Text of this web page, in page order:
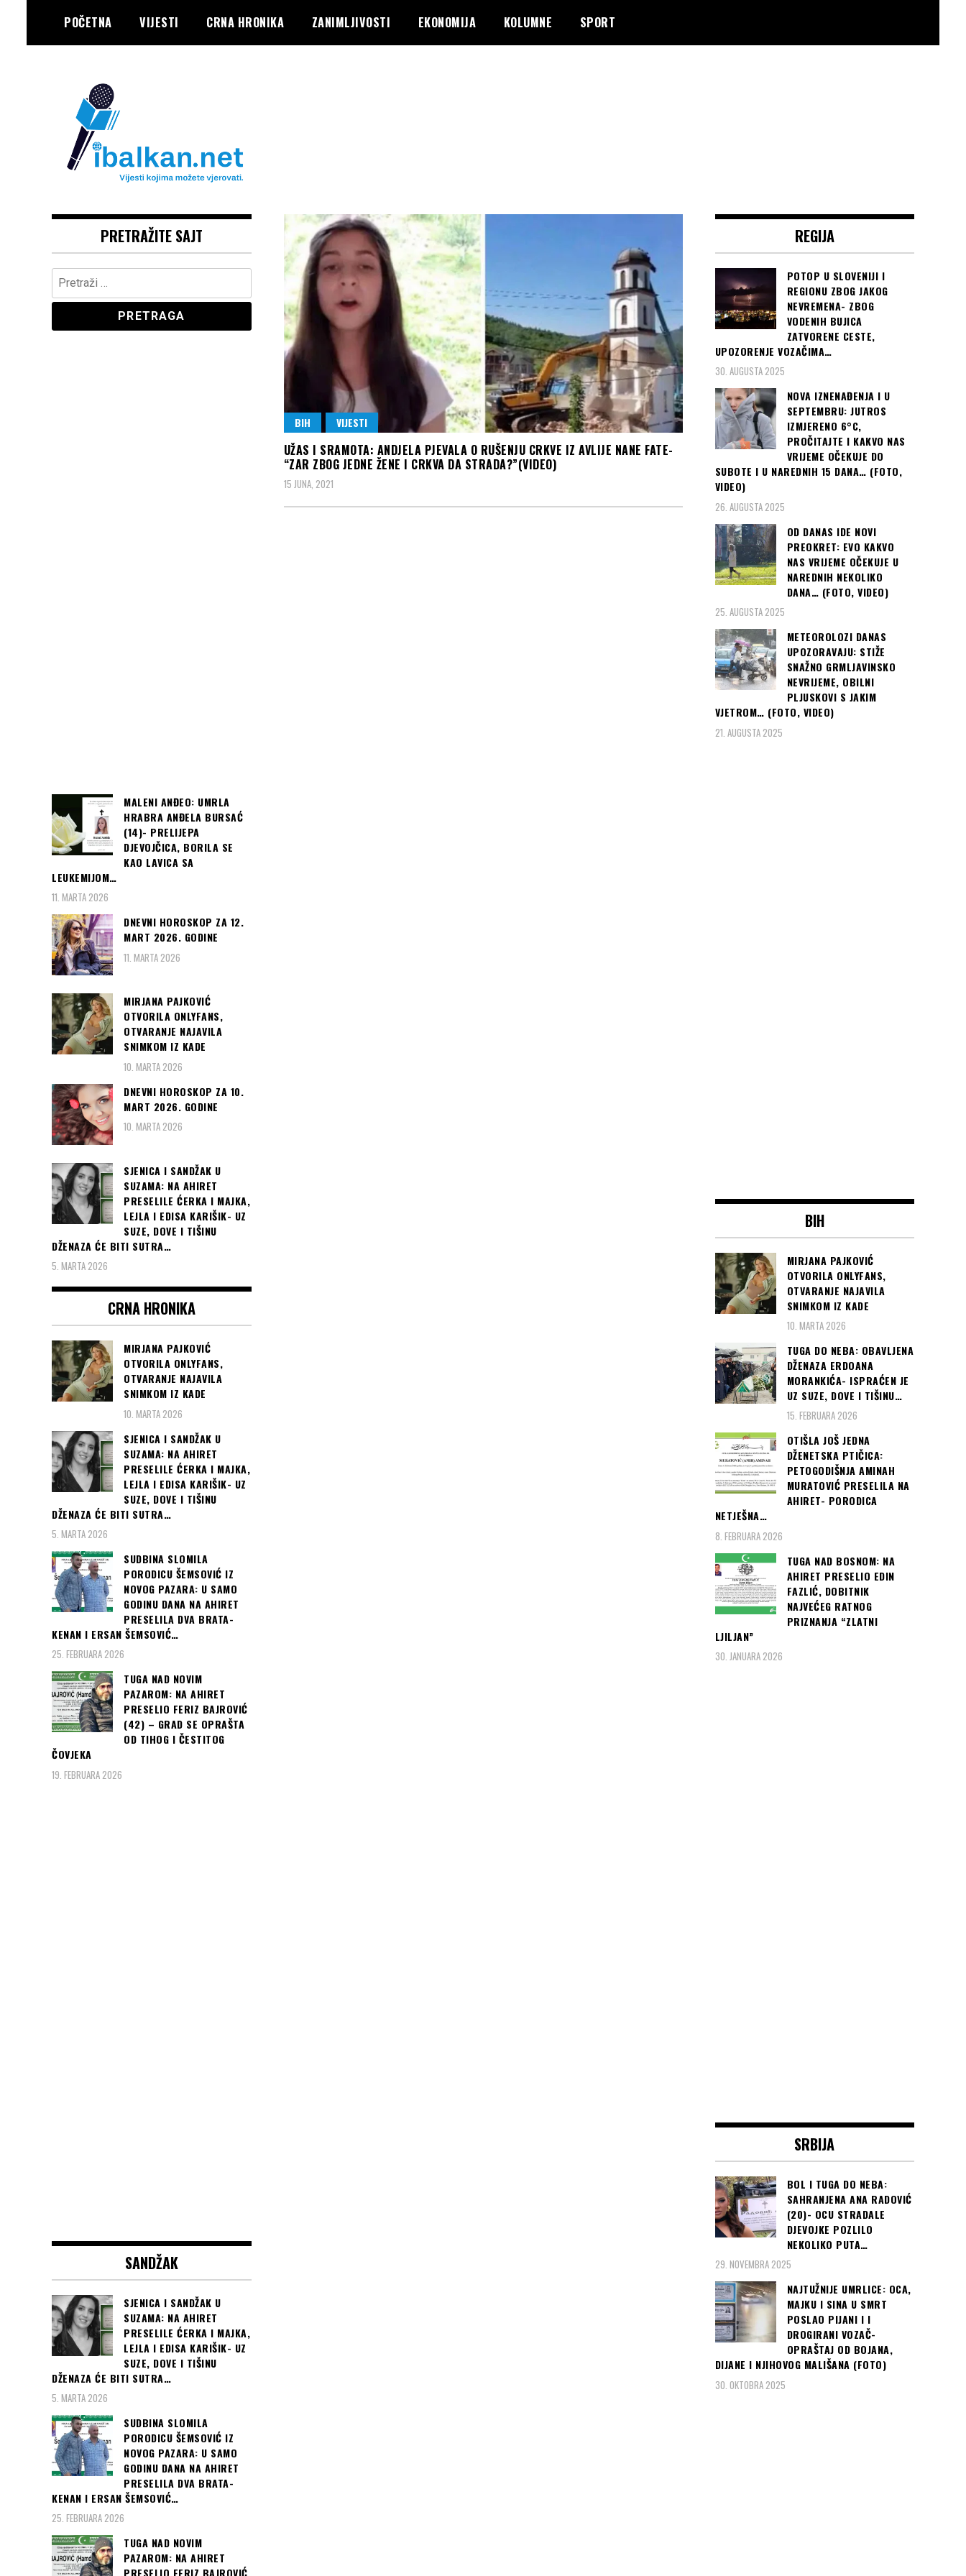
content
POČETNA VIJESTI CRNA HRONIKA ZANIMLJIVOSTI EKONOMIJA KOLUMNE SPORT
IBALKAN
BIH VIJESTI
UŽAS I SRAMOTA: ANDJELA PJEVALA O RUŠENJU CRKVE IZ AVLIJE NANE FATE-
“ZAR ZBOG JEDNE ŽENE I CRKVA DA STRADA?”(VIDEO)
15 JUNA, 2021
PRETRAŽITE SAJT
Pretraga:
MALENI ANĐEO: UMRLA
HRABRA ANĐELA BURSAĆ
(14)- PRELIJEPA
DJEVOJČICA, BORILA SE
KAO LAVICA SA
LEUKEMIJOM…
11. MARTA 2026
DNEVNI HOROSKOP ZA 12.
MART 2026. GODINE
11. MARTA 2026
MIRJANA PAJKOVIĆ
OTVORILA ONLYFANS,
OTVARANJE NAJAVILA
SNIMKOM IZ KADE
10. MARTA 2026
DNEVNI HOROSKOP ZA 10.
MART 2026. GODINE
10. MARTA 2026
SJENICA I SANDŽAK U
SUZAMA: NA AHIRET
PRESELILE ĆERKA I MAJKA,
LEJLA I EDISA KARIŠIK- UZ
SUZE, DOVE I TIŠINU
DŽENAZA ĆE BITI SUTRA…
5. MARTA 2026
CRNA HRONIKA
MIRJANA PAJKOVIĆ
OTVORILA ONLYFANS,
OTVARANJE NAJAVILA
SNIMKOM IZ KADE
10. MARTA 2026
SJENICA I SANDŽAK U
SUZAMA: NA AHIRET
PRESELILE ĆERKA I MAJKA,
LEJLA I EDISA KARIŠIK- UZ
SUZE, DOVE I TIŠINU
DŽENAZA ĆE BITI SUTRA…
5. MARTA 2026
SUDBINA SLOMILA
PORODICU ŠEMSOVIĆ IZ
NOVOG PAZARA: U SAMO
GODINU DANA NA AHIRET
PRESELILA DVA BRATA-
KENAN I ERSAN ŠEMSOVIĆ…
25. FEBRUARA 2026
TUGA NAD NOVIM
PAZAROM: NA AHIRET
PRESELIO FERIZ BAJROVIĆ
(42) – GRAD SE OPRAŠTA
OD TIHOG I ČESTITOG
ČOVJEKA
19. FEBRUARA 2026
SANDŽAK
SJENICA I SANDŽAK U
SUZAMA: NA AHIRET
PRESELILE ĆERKA I MAJKA,
LEJLA I EDISA KARIŠIK- UZ
SUZE, DOVE I TIŠINU
DŽENAZA ĆE BITI SUTRA…
5. MARTA 2026
SUDBINA SLOMILA
PORODICU ŠEMSOVIĆ IZ
NOVOG PAZARA: U SAMO
GODINU DANA NA AHIRET
PRESELILA DVA BRATA-
KENAN I ERSAN ŠEMSOVIĆ…
25. FEBRUARA 2026
TUGA NAD NOVIM
PAZAROM: NA AHIRET
REGIJA
POTOP U SLOVENIJI I
REGIONU ZBOG JAKOG
NEVREMENA- ZBOG
VODENIH BUJICA
ZATVORENE CESTE,
UPOZORENJE VOZAČIMA…
30. AUGUSTA 2025
NOVA IZNENAĐENJA I U
SEPTEMBRU: JUTROS
IZMJERENO 6°C,
PROČITAJTE I KAKVO NAS
VRIJEME OČEKUJE DO
SUBOTE I U NAREDNIH 15 DANA… (FOTO,
VIDEO)
26. AUGUSTA 2025
OD DANAS IDE NOVI
PREOKRET: EVO KAKVO
NAS VRIJEME OČEKUJE U
NAREDNIH NEKOLIKO
DANA… (FOTO, VIDEO)
25. AUGUSTA 2025
METEOROLOZI DANAS
UPOZORAVAJU: STIŽE
SNAŽNO GRMLJAVINSKO
NEVRIJEME, OBILNI
PLJUSKOVI S JAKIM
VJETROM… (FOTO, VIDEO)
21. AUGUSTA 2025
BIH
MIRJANA PAJKOVIĆ
OTVORILA ONLYFANS,
OTVARANJE NAJAVILA
SNIMKOM IZ KADE
10. MARTA 2026
TUGA DO NEBA: OBAVLJENA
DŽENAZA ERDOANA
MORANKIĆA- ISPRAĆEN JE
UZ SUZE, DOVE I TIŠINU…
15. FEBRUARA 2026
OTIŠLA JOŠ JEDNA
DŽENETSKA PTIČICA:
PETOGODIŠNJA AMINAH
MURATOVIĆ PRESELILA NA
AHIRET- PORODICA
NETJEŠNA…
8. FEBRUARA 2026
TUGA NAD BOSNOM: NA
AHIRET PRESELIO EDIN
FAZLIĆ, DOBITNIK
NAJVEĆEG RATNOG
PRIZNANJA “ZLATNI
LJILJAN”
30. JANUARA 2026
SRBIJA
BOL I TUGA DO NEBA:
SAHRANJENA ANA RADOVIĆ
(20)- OCU STRADALE
DJEVOJKE POZLILO
NEKOLIKO PUTA…
29. NOVEMBRA 2025
NAJTUŽNIJE UMRLICE: OCA,
MAJKU I SINA U SMRT
POSLAO PIJANI I I
DROGIRANI VOZAČ-
OPRAŠTAJ OD BOJANA,
DIJANE I NJIHOVOG MALIŠANA (FOTO)
30. OKTOBRA 2025